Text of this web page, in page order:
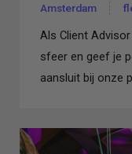
Amsterdam
Als Client
sfeer en geef je
aansluit bij onze